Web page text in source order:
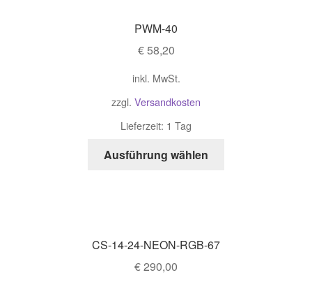
PWM-40
€58,20
inkl. MwSt.
zzgl. Versandkosten
Lieferzeit: 1 Tag
Ausführung wählen
CS-14-24-NEON-RGB-67
€290,00